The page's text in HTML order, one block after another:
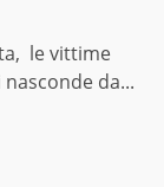
le vittime
da...